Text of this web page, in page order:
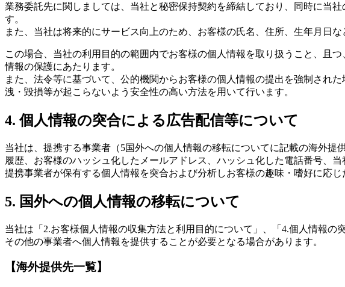
業務委託先に関しましては、当社と秘密保持契約を締結しており、同時に当
す。
また、当社は将来的にサービス向上のため、お客様の氏名、住所、生年月日
この場合、当社の利用目的の範囲内でお客様の個人情報を取り扱うこと、且
情報の保護にあたります。
また、法令等に基づいて、公的機関からお客様の個人情報の提出を強制され
洩・毀損等が起こらないよう安全性の高い方法を用いて行います。
4. 個人情報の突合による広告配信等について
当社は、提携する事業者（5国外への個人情報の移転についてに記載の海外
履歴、お客様のハッシュ化したメールアドレス、ハッシュ化した電話番号、
提携事業者が保有する個人情報を突合および分析しお客様の趣味・嗜好に応
5. 国外への個人情報の移転について
当社は「2.お客様個人情報の収集方法と利用目的について」、「4.個人情報
その他の事業者へ個人情報を提供することが必要となる場合があります。
【海外提供先一覧】